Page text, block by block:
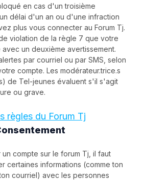
en cas d'un troisième
délai d'un an ou d'une infraction
plus vous connecter au Forum Tj.
violation de la règle 7 que votre
un deuxième avertissement.
par courriel ou par SMS, selon
compte. Les modérateur.trice.s
de Tel-jeunes évaluent s'il s'agit
ou grave.
règles du Forum Tj
compte sur le forum Tj, il faut
certaines informations (comme ton
courriel) avec les personnes